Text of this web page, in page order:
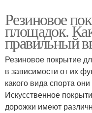
Резиновое
площадок.
правильный
Резиновое покрытие
в зависимости от их
какого вида спорта
Искусственное
дорожки имеют